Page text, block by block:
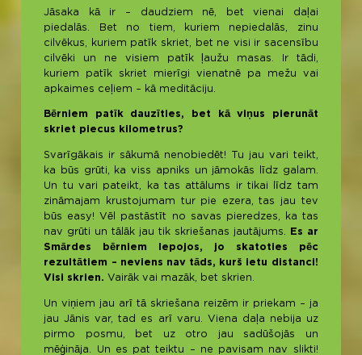
Jāsaka kā ir – daudziem nē, bet vienai daļai
piedalās. Bet no tiem, kuriem nepiedalās, zinu
cilvēkus, kuriem patīk skriet, bet ne visi ir sacensību
cilvēki un ne visiem patīk ļaužu masas. Ir tādi,
kuriem patīk skriet mierīgi vienatnē pa mežu vai
apkaimes ceļiem – kā meditāciju.
Bērniem patīk dauzīties, bet kā viņus pierunāt
skriet piecus kilometrus?
Svarīgākais ir sākumā nenobiedēt! Tu jau vari teikt,
ka būs grūti, ka viss apniks un jāmokās līdz galam.
Un tu vari pateikt, ka tas attālums ir tikai līdz tam
zināmajam krustojumam tur pie ezera, tas jau tev
būs easy! Vēl pastāstīt no savas pieredzes, ka tas
nav grūti un tālāk jau tik skriešanas jautājums.
Es ar
Smārdes bērniem lepojos, jo skatoties pēc
rezultātiem – neviens nav tāds, kurš ietu distanci!
Visi skrien. Vairāk vai mazāk, bet skrien.
Un viņiem jau arī tā skriešana reizēm ir priekam – ja
jau Jānis var, tad es arī varu. Viena daļa nebija uz
pirmo posmu, bet uz otro jau sadūšojās un
mēģināja. Un es pat teiktu – ne pavisam nav slikti!